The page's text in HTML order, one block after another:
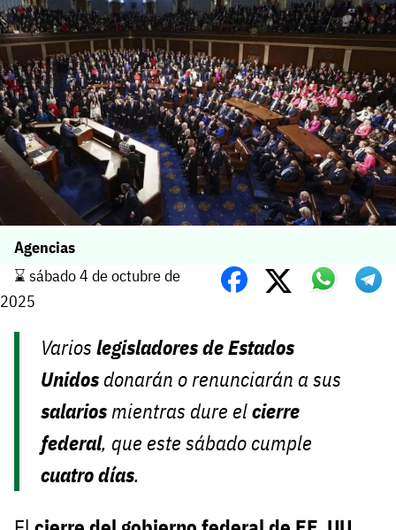
Agencias
⌛️ sábado 4 de octubre de
2025
Varioslegisladores de Estados
Unidos donarán o renunciarán a sus
salariosmientras dure elcierre
federal, que este sábado cumple
cuatro días.